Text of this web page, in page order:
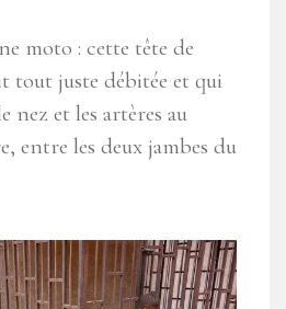
moto : cette tête de
tout juste débitée et qui
nez et les artères au
entre les deux jambes du